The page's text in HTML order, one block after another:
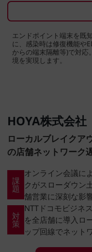
エンドポイント端末を既
に、感染時は修復機能や
からの端末隔離等)で対
境を実現します。
HOYA株式会社
ローカルブレイクア
の店舗ネットワーク
課
題
オンライン会議に
クがスローダウン
舗営業に深刻な影
対
策
NTTドコモビジネ
を全店舗に導入ロ
ップ回線でネット